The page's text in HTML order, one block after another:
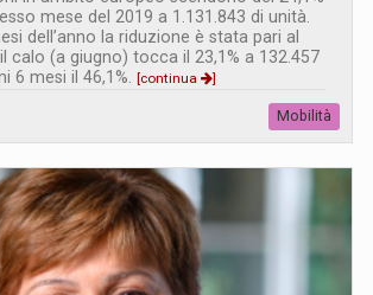
mese del 2019 a 1.131.843 di unità.
dell’anno la riduzione è stata pari al
il calo (a giugno) tocca il 23,1% a 132.457
6 mesi il 46,1%. [continua ]
Mobilità